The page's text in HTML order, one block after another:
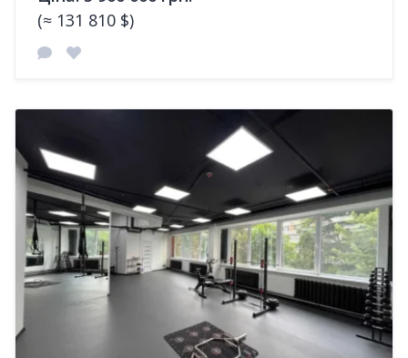
(≈ 131 810 $)